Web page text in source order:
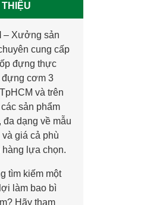
– Xưởng sản
cung cấp
đựng thực
đựng cơm 3
và trên
sản phẩm
dạng về mẫu
giá cả phù
lựa chọn.
tìm kiếm một
làm bao bì
Hãy tham